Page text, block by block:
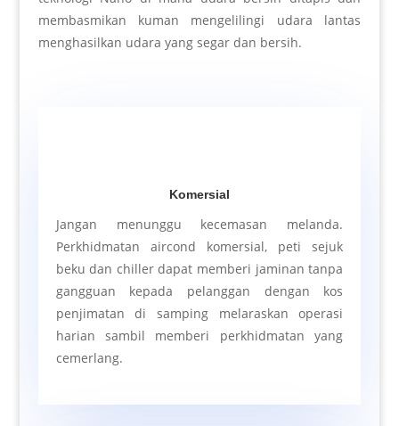
membasmikan kuman mengelilingi udara lantas
menghasilkan udara yang segar dan bersih.
Komersial
Jangan menunggu kecemasan melanda.
Perkhidmatan aircond komersial, peti sejuk
beku dan chiller dapat memberi jaminan tanpa
gangguan kepada pelanggan dengan kos
penjimatan di samping melaraskan operasi
harian sambil memberi perkhidmatan yang
cemerlang.